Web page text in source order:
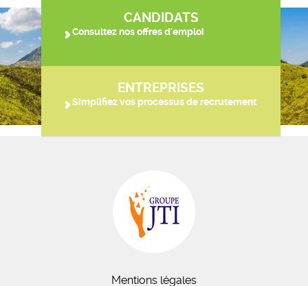
CANDIDATS
Consultez nos offres d'emploi
ENTREPRISES
Simplifiez vos processus de recrutement
Mentions légales